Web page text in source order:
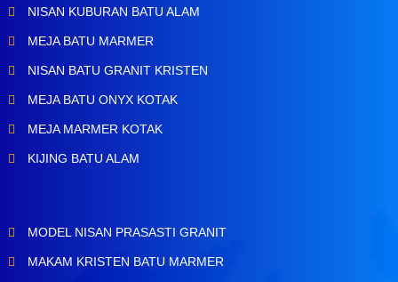
NISAN KUBURAN BATU ALAM
MEJA BATU MARMER
NISAN BATU GRANIT KRISTEN
MEJA BATU ONYX KOTAK
MEJA MARMER KOTAK
KIJING BATU ALAM
MODEL NISAN PRASASTI GRANIT
MAKAM KRISTEN BATU MARMER